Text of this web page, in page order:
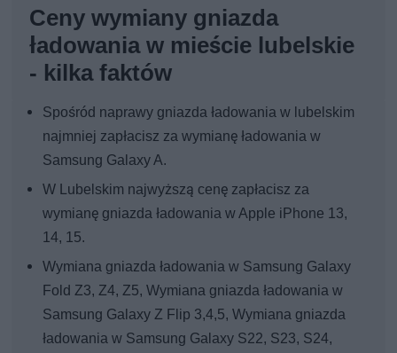
Ceny wymiany gniazda
ładowania w mieście lubelskie
- kilka faktów
Spośród naprawy gniazda ładowania w lubelskim
najmniej zapłacisz za wymianę ładowania w
Samsung Galaxy A.
W Lubelskim najwyższą cenę zapłacisz za
wymianę gniazda ładowania w Apple iPhone 13,
14, 15.
Wymiana gniazda ładowania w Samsung Galaxy
Fold Z3, Z4, Z5, Wymiana gniazda ładowania w
Samsung Galaxy Z Flip 3,4,5, Wymiana gniazda
ładowania w Samsung Galaxy S22, S23, S24,